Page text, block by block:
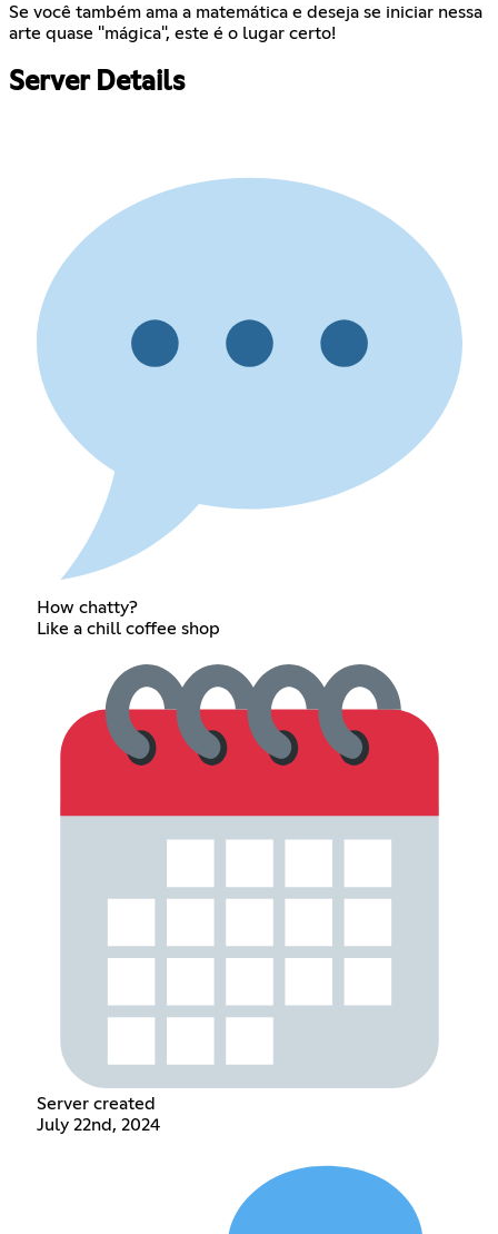
Se você também ama a matemática e deseja se iniciar nessa
arte quase "mágica", este é o lugar certo!
Server Details
How chatty?
Like a chill coffee shop
Server created
July 22nd, 2024